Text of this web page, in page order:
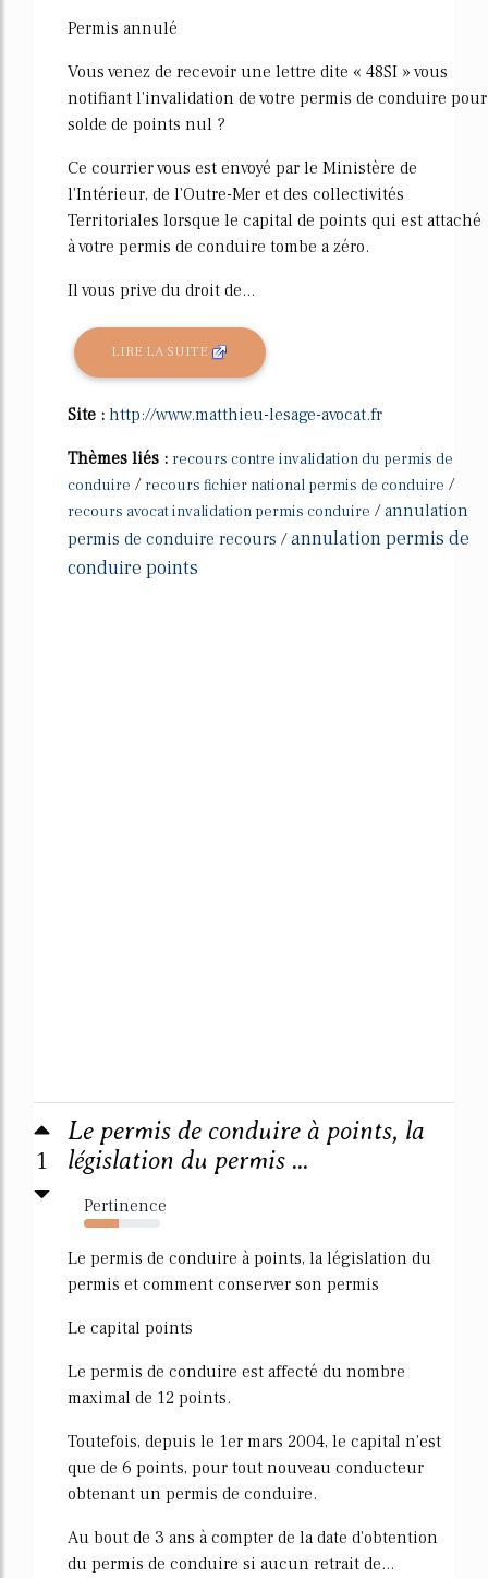
Permis annulé
Vous venez de recevoir une lettre dite « 48SI » vous
notifiant l'invalidation de votre permis de conduire pour
solde de points nul ?
Ce courrier vous est envoyé par le Ministère de
l'Intérieur, de l'Outre-Mer et des collectivités
Territoriales lorsque le capital de points qui est attaché
à votre permis de conduire tombe a zéro.
Il vous prive du droit de...
LIRE LA SUITE
Site : http://www.matthieu-lesage-avocat.fr
Thèmes liés : recours contre invalidation du permis de
conduire / recours fichier national permis de conduire /
recours avocat invalidation permis conduire /annulation
permis de conduire recours /annulation permis de
conduire points
1
Le permis de conduire à points, la
législation du permis ...
Pertinence
46%
Le permis de conduire à points, la législation du
permis et comment conserver son permis
Le capital points
Le permis de conduire est affecté du nombre
maximal de 12 points.
Toutefois, depuis le 1er mars 2004, le capital n'est
que de 6 points, pour tout nouveau conducteur
obtenant un permis de conduire.
Au bout de 3 ans à compter de la date d'obtention
du permis de conduire si aucun retrait de...